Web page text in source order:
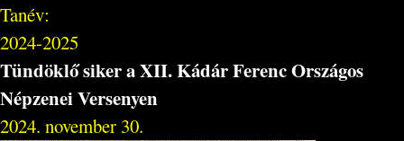
Tanév:
2024-2025
Tündöklő siker a XII. Kádár Ferenc Országos
Népzenei Versenyen
2024. november 30.